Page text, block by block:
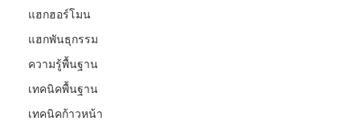
แฮกฮอร์โมน
แฮกพันธุกรรม
ความรู้พื้นฐาน
เทคนิคพื้นฐาน
เทคนิคก้าวหน้า